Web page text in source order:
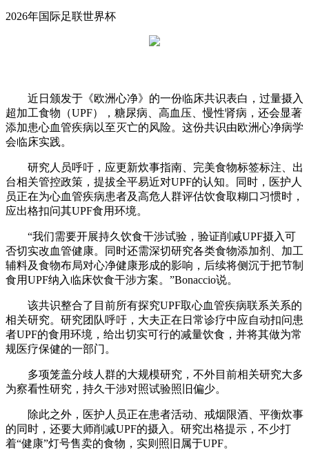
2026年国际足联世界杯
近日颁发于《欧洲心净》的一份临床共识表白，过量摄入
超加工食物（UPF），糖尿病、高血压、慢性肾病，还会显著
添加患心血管疾病以至灭亡的风险。这份共识由欧洲心净病学
会临床实践。
研究人员呼吁，应更新炊事指南、完美食物标签标注、出
台相关管控政策，提拔全平易近对UPF的认知。同时，医护人
员正在为心血管疾病患者及高危人群评估饮食取糊口习惯时，
应出格扣问其UPF食用环境。
“我们需要开展持久饮食干涉试验，验证削减UPF摄入可
否切实改血管健康。同时还需深切研究各类食物添加剂、加工
辅料及食物布局对心净健康形成的影响，后续将侧沉于把节制
食用UPF纳入临床饮食干涉方案。”Bonaccio说。
该共识整合了目前所有探究UPF取心血管疾病联系关系的
相关研究。研究团队呼吁，大夫正在日常诊疗中应自动扣问患
者UPF的食用环境，给出切实可行的减量饮食，并将其做为常
规医疗保健的一部门。
多项笼盖分歧人群的大规模研究，不外目前相关研究大多
为察看性研究，持久干涉对照试验照旧偏少。
除此之外，医护人员正在患者活动、戒烟限酒、平衡炊事
的同时，还要大师削减UPF的摄入。研究出格提示，不少打
着“健康”灯号售卖的食物，实则照旧属于UPF。